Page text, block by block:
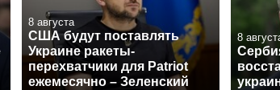
8 августа
США будут поставлять
Украине ракеты-
перехватчики для Patriot
ежемесячно – Зеленский
8